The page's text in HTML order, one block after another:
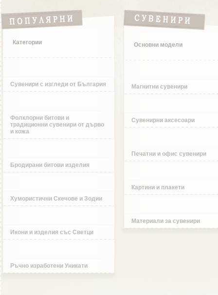
Категории
Сувенири с изгледи от България
Фолклорни битови и
традиционни сувенири от дърво
и кожа
Бродирани битови изделия
Хумористични Скечове и Зодии
Икони и изделия със Светци
Ръчно изработени Уникати
Основни модели
Магнитни сувенири
Сувенирни аксесоари
Печатни и офис сувенири
Картини и плакети
Материали за сувенири